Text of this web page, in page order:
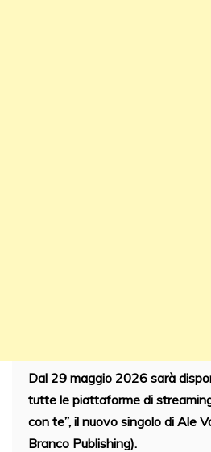
Dal 29 maggio 2026 sarà
tutte le piattaforme di
con te”, il nuovo singolo di Ale
Branco Publishing).